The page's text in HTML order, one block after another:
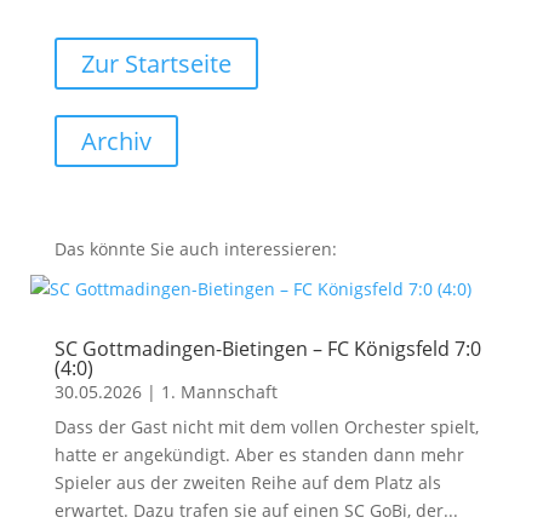
Zur Startseite
Archiv
Das könnte Sie auch interessieren:
SC Gottmadingen-Bietingen – FC Königsfeld 7:0
(4:0)
30.05.2026| 1. Mannschaft
Dass der Gast nicht mit dem vollen Orchester spielt,
hatte er angekündigt. Aber es standen dann mehr
Spieler aus der zweiten Reihe auf dem Platz als
erwartet. Dazu trafen sie auf einen SC GoBi, der...